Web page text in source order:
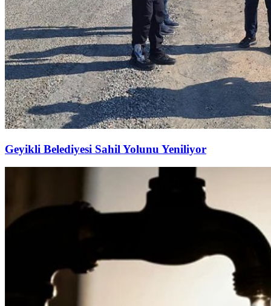
Geyikli Belediyesi Sahil Yolunu Yeniliyor